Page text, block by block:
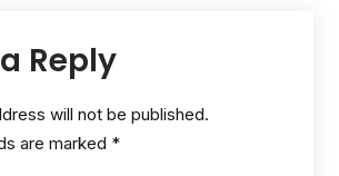
Reply
will not be published.
are marked *